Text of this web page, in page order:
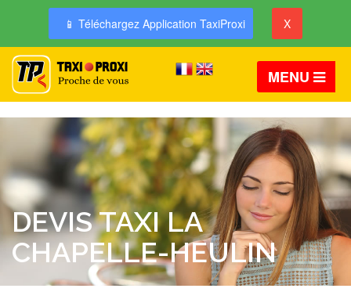
📱 Téléchargez Application TaxiProxi X
MENU
DEVIS TAXI LA
CHAPELLE-HEULIN